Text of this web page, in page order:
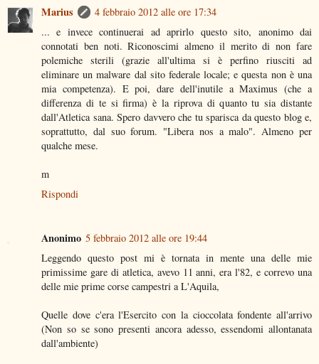
Marius
4 febbraio 2012 alle ore 17:34
... e invece continuerai ad aprirlo questo sito, anonimo dai
connotati ben noti. Riconoscimi almeno il merito di non fare
polemiche sterili (grazie all'ultima si è perfino riusciti ad
eliminare un malware dal sito federale locale; e questa non è una
mia competenza). E poi, dare dell'inutile a Maximus (che a
differenza di te si firma) è la riprova di quanto tu sia distante
dall'Atletica sana. Spero davvero che tu sparisca da questo blog e,
soprattutto, dal suo forum. "Libera nos a malo". Almeno per
qualche mese.
m
Rispondi
Anonimo 5 febbraio 2012 alle ore 19:44
Leggendo questo post mi è tornata in mente una delle mie
primissime gare di atletica, avevo 11 anni, era l'82, e correvo una
delle mie prime corse campestri a L'Aquila,
Quelle dove c'era l'Esercito con la cioccolata fondente all'arrivo
(Non so se sono presenti ancora adesso, essendomi allontanata
dall'ambiente)